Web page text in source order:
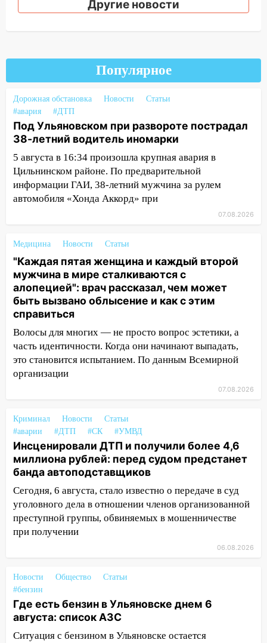
Ульяновской области завели дело на
Проводил до квартиры и ограбил:
рецидивистом
14:26 В Ульяновске ограничат движение
по улице Ефремова
14:23 67% ульяновцев готовы
передумать увольняться, если им
повысят зарплату
Инсценировали ДТП и получили
автоподставщиков
13:36 В Инзе произошел крупный пожар
13:00 В суде защитили репутацию
мужчины, которого необоснованно
обвиняли в жестоком обращении с
животными
12:28 Миллион на «льготниках»: в
Ульяновской области перевозчик
провернул хитрую схему с чужими
12:10
Ульяновский алиментщик накопил
120 тысяч долга
11:49 Снят режим «Ракетная
опасность» на территории Ульяновской
области
11:30 Кабмин РФ разрешил до 1 июля
2027 года импорт, выпуск и обращение
бензина Евро 2, Евро 3, Евро 4
Соцсети: на Рябикова автомобиль
10:27
Где есть бензин в Ульяновске
днем 6 августа: список АЗС
10:16 Внимание! В Ульяновской области
объявлена ракетная опасность
Другие новости
Популярное
Дорожная обстановка Новости
Статьи
#авария
#ДТП
Под Ульяновском при развороте пострадал
38-летний водитель иномарки
5 августа в 16:34 произошла крупная авария в
Цильнинском районе. По предварительной
информации ГАИ, 38-летний мужчина за рулем
автомобиля «Хонда Аккорд» при
07.08.2026
Медицина Новости Статьи
"Каждая пятая женщина и каждый второй
мужчина в мире сталкиваются с
алопецией": врач рассказал, чем может
быть вызвано облысение и как с этим
справиться
Волосы для многих — не просто вопрос эстетики, а
часть идентичности. Когда они начинают выпадать,
это становится испытанием. По данным Всемирной
организации
07.08.2026
Криминал Новости
Статьи
#аварии
#ДТП #СК #УМВД
Инсценировали ДТП и получили более 4,6
миллиона рублей: перед судом предстанет
банда автоподставщиков
Сегодня, 6 августа, стало известно о передаче в суд
уголовного дела в отношении членов организованной
преступной группы, обвиняемых в мошенничестве
при получении
06.08.2026
Новости Общество
Статьи
#бензин
Где есть бензин в Ульяновске днем 6
августа: список АЗС
Ситуация с бензином в Ульяновске остается